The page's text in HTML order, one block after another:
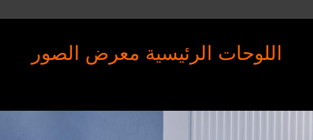
اللوحات الرئيسية معرض الصور